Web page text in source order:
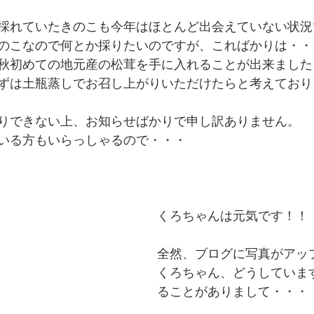
れていたきのこも今年はほとんど出会えていない状
こなので何とか採りたいのですが、こればかりは・
初めての地元産の松茸を手に入れることが出来まし
は土瓶蒸しでお召し上がりいただけたらと考えてお
できない上、お知らせばかりで申し訳ありません。
る方もいらっしゃるので・・・
くろちゃんは元気です！！
全然、ブログに写真がアッ
くろちゃん、どうしていま
ることがありまして・・・